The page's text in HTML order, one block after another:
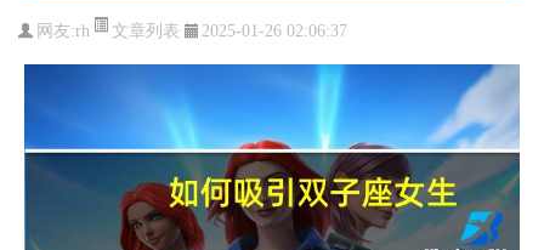
网友:rh 文章列表 2025-01-26 02:06:37